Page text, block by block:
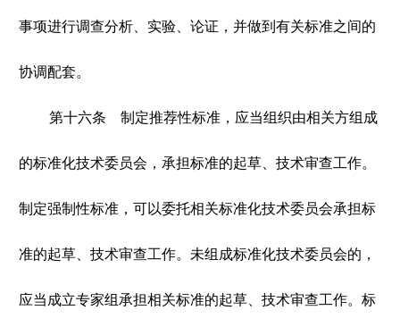
事项进行调查分析、实验、论证，并做到有关标准之间的
协调配套。
第十六条 制定推荐性标准，应当组织由相关方组成
的标准化技术委员会，承担标准的起草、技术审查工作。
制定强制性标准，可以委托相关标准化技术委员会承担标
准的起草、技术审查工作。未组成标准化技术委员会的，
应当成立专家组承担相关标准的起草、技术审查工作。标